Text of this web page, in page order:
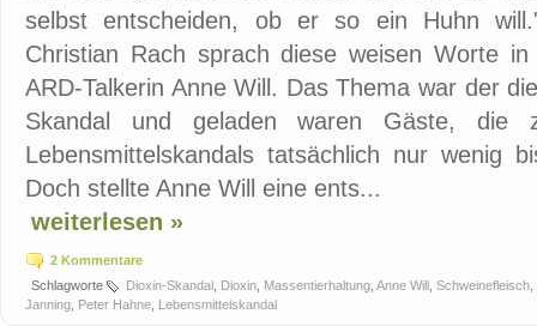
selbst entscheiden, ob er so ein Huhn
Christian Rach sprach diese weisen Worte
ARD-Talkerin Anne Will. Das Thema war der
Skandal und geladen waren Gäste, die
Lebensmittelskandals tatsächlich nur wenig
Doch stellte Anne Will eine ents...
weiterlesen »
2 Kommentare
Schlagworte
Dioxin-Skandal Dioxin Massentierhaltung Anne Will Schweinefleisch
Janning Peter Hahne Lebensmittelskandal